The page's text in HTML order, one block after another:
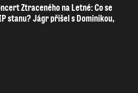
Ztraceného na Letné: Co se
stanu? Jágr přišel s Dominikou,